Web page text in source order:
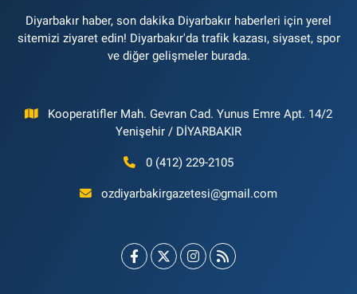
Diyarbakır haber, son dakika Diyarbakır haberleri için yerel
sitemizi ziyaret edin! Diyarbakır'da trafik kazası, siyaset, spor
ve diğer gelişmeler burada.
Kooperatifler Mah. Gevran Cad. Yunus Emre Apt. 14/2
Yenişehir / DİYARBAKIR
0 (412) 229-2105
ozdiyarbakirgazetesi@gmail.com